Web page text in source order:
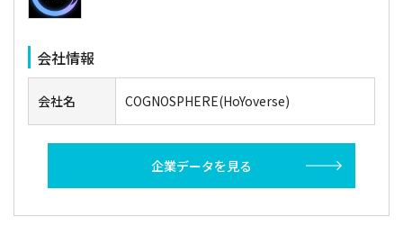
会社情報
会社名 COGNOSPHERE(HoYoverse)
企業データを見る